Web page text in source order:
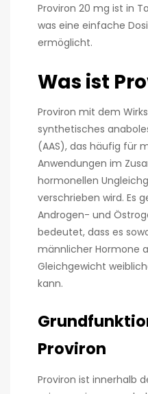
Proviron 20 mg ist in
was eine einfache
ermöglicht.
Was ist
Proviron mit dem
synthetisches
(AAS), das häufig für
Anwendungen im
hormonellen
verschrieben wird. Es
Androgen- und
bedeutet, dass es
männlicher Hormone
Gleichgewicht
kann.
Proviron
Proviron ist innerhalb